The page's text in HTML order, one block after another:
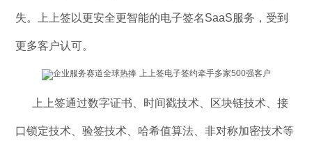
失。上上签以更安全更智能的电子签名SaaS服务，受到
更多客户认可。
上上签通过数字证书、时间戳技术、区块链技术、接
口锁定技术、验签技术、哈希值算法、非对称加密技术等